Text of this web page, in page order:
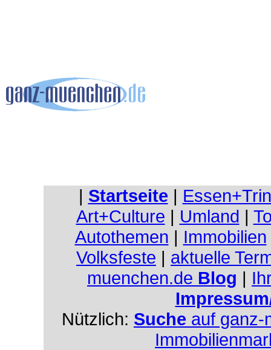
| Startseite |
Art+Culture | Umland |
Autothemen | Immobilien
Volksfeste | aktuelle
muenchen.de Blog |
Nützlich: Suche auf ganz-